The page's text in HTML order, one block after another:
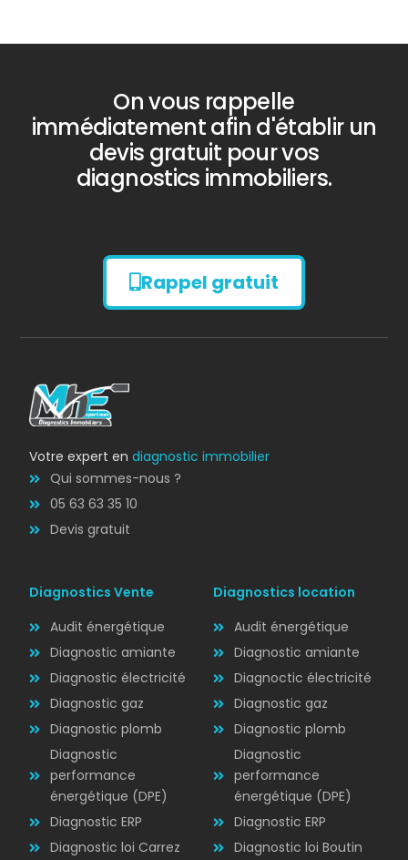
Diagnostic
AMIANTE
Diagnostic
ÉLECTRICITÉ
On vous rappelle
immédiatement afin d'établir un
devis gratuit pour vos
diagnostics immobiliers.
Rappel gratuit
Votre expert endiagnostic immobilier
Qui sommes-nous ?
05 63 63 35 10
Devis gratuit
Diagnostics Vente
Audit énergétique
Diagnostic amiante
Diagnostic électricité
Diagnostic gaz
Diagnostic plomb
Diagnostic
performance
énergétique (DPE)
Diagnostic ERP
Diagnostic loi Carrez
Diagnostics location
Audit énergétique
Diagnostic amiante
Diagnoctic électricité
Diagnostic gaz
Diagnostic plomb
Diagnostic
performance
énergétique (DPE)
Diagnostic ERP
Diagnostic loi Boutin